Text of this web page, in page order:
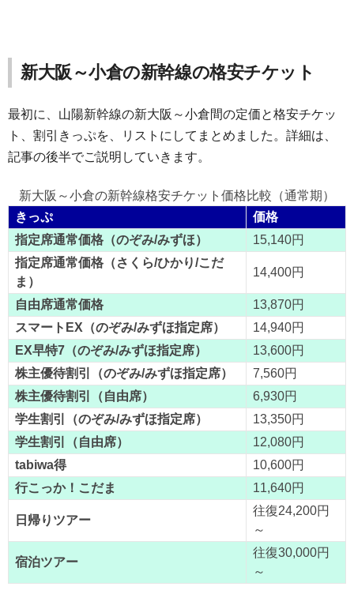
新大阪～小倉の新幹線の格安チケット
最初に、山陽新幹線の新大阪～小倉間の定価と格安チケッ
ト、割引きっぷを、リストにしてまとめました。詳細は、
記事の後半でご説明していきます。
新大阪～小倉の新幹線格安チケット価格比較（通常期）
きっぷ
価格
指定席通常価格（のぞみ/みずほ）
15,140円
指定席通常価格（さくら/ひかり/こだ
ま）
14,400円
自由席通常価格
13,870円
スマートEX（のぞみ/みずほ指定席）
14,940円
EX早特7（のぞみ/みずほ指定席）
13,600円
株主優待割引（のぞみ/みずほ指定席）
7,560円
株主優待割引（自由席）
6,930円
学生割引（のぞみ/みずほ指定席）
13,350円
学生割引（自由席）
12,080円
tabiwa得
10,600円
行こっか！こだま
11,640円
日帰りツアー
往復24,200円
～
宿泊ツアー
往復30,000円
～